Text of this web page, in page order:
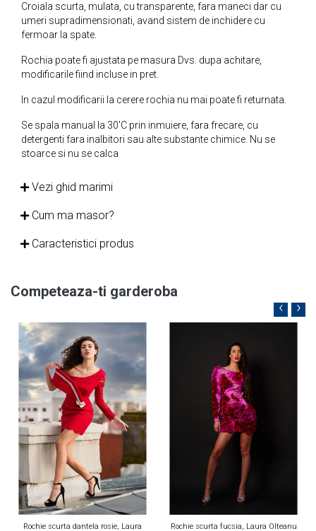
Croiala scurta, mulata, cu transparente, fara maneci dar cu
umeri supradimensionati, avand sistem de inchidere cu
fermoar la spate.
Rochia poate fi ajustata pe masura Dvs. dupa achitare,
modificarile fiind incluse in pret.
In cazul modificarii la cerere rochia nu mai poate fi returnata.
Se spala manual la 30'C prin inmuiere, fara frecare, cu
detergenti fara inalbitori sau alte substante chimice. Nu se
stoarce si nu se calca
Vezi ghid marimi
Cum ma masor?
Caracteristici produs
Competeaza-ti garderoba
Rochie scurta dantela rosie, Laura
Rochie scurta fucsia, Laura Olteanu
‹ ›